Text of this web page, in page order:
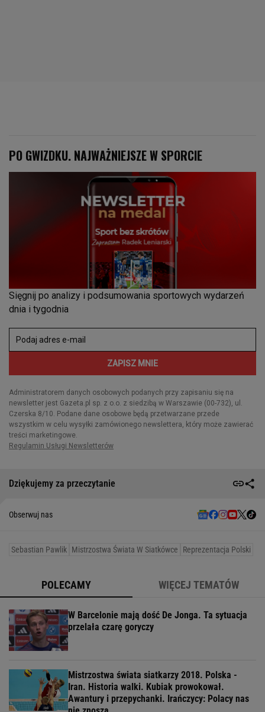
Dziękujemy za przeczytanie
Obserwuj nas
Sebastian Pawlik Mistrzostwa Świata W Siatkówce Reprezentacja Polski
POLECAMY WIĘCEJ TEMATÓW
W Barcelonie mają dość De Jonga. Ta sytuacja
przelała czarę goryczy
Mistrzostwa świata siatkarzy 2018. Polska -
Iran. Historia walki. Kubiak prowokował.
Awantury i przepychanki. Irańczycy: Polacy nas